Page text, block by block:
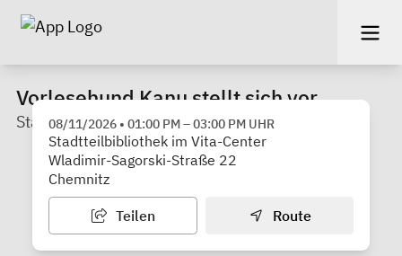
Vorlesehund Kanu stellt sich vor
Stadtbibliothek Chemnitz
08/11/2026 • 01:00 PM–03:00 PM UHR
Stadtteilbibliothek im Vita-Center
Wladimir-Sagorski-Straße 22
Chemnitz
Teilen Route